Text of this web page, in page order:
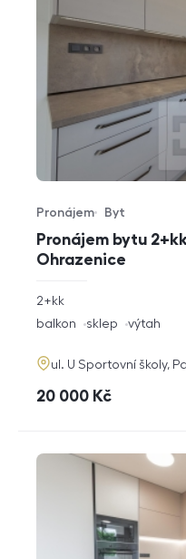
Pronájem bytu
Ohrazenice
Typ nabídky
Pronájem
Typ nemovitosti
Byt
rozměry
dispozice
2+kk
funkce
balkon sklep výtah
adresa
ul. U Sportovní školy,
cena
20 000 Kč